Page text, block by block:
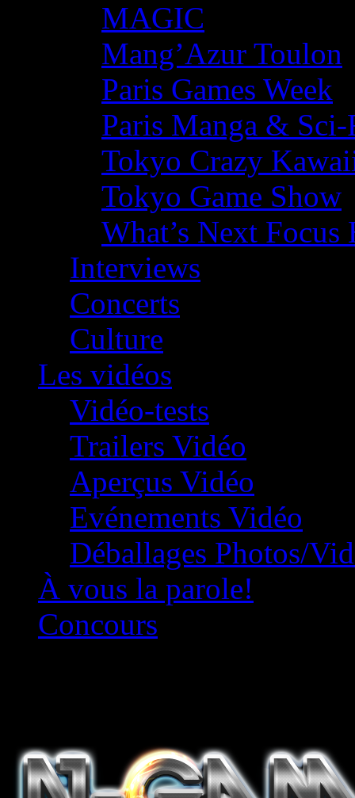
MAGIC
Mang’Azur Toulon
Paris Games Week
Paris Manga &
Tokyo Crazy
Tokyo Game Show
What’s Next
Interviews
Concerts
Culture
Les vidéos
Vidéo-tests
Trailers Vidéo
Aperçus Vidéo
Evénements Vidéo
Déballages Photos/
À vous la parole!
Concours